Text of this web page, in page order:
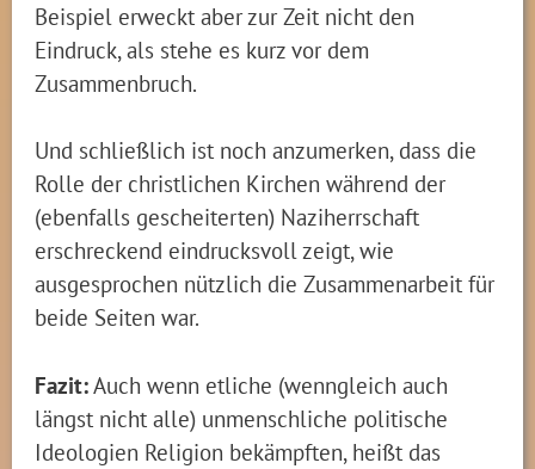
Beispiel erweckt aber zur Zeit nicht den
Eindruck, als stehe es kurz vor dem
Zusammenbruch.
Und schließlich ist noch anzumerken, dass die
Rolle der christlichen Kirchen während der
(ebenfalls gescheiterten) Naziherrschaft
erschreckend eindrucksvoll zeigt, wie
ausgesprochen nützlich die Zusammenarbeit für
beide Seiten war.
Fazit:Auch wenn etliche (wenngleich auch
längst nicht alle) unmenschliche politische
Ideologien Religion bekämpften, heißt das